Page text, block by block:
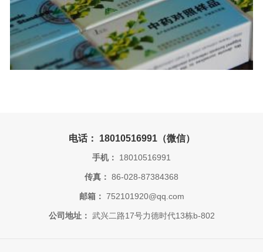
电话： 18010516991（微信）
手机： 18010516991
传真： 86-028-87384368
邮箱： 752101920@qq.com
公司地址： 武兴二路17号力德时代13栋b-802